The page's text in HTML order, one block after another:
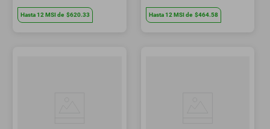
Hasta12 MSIde $620.33 Hasta12MSI de $464.58